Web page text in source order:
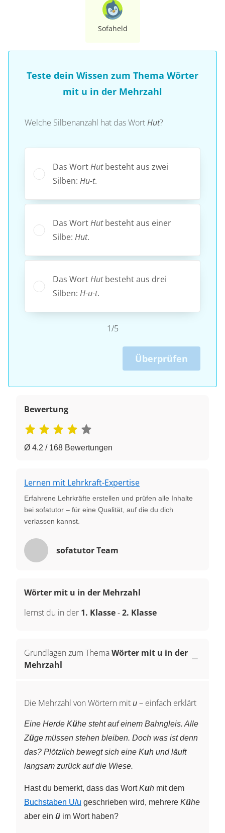
Sofaheld
Teste dein Wissen zum Thema Wörter
mit u in der Mehrzahl
Welche Silbenanzahl hat das WortHut?
Das WortHutbesteht aus zwei
Silben: Hu-t.
Das WortHutbesteht aus einer
Silbe: Hut.
Das WortHutbesteht aus drei
Silben: H-u-t.
1/5
Überprüfen
Bewertung
Ø 4.2 / 168 Bewertungen
Lernen mit Lehrkraft-Expertise
Erfahrene Lehrkräfte erstellen und prüfen alle Inhalte
bei sofatutor – für eine Qualität, auf die du dich
verlassen kannst.
sofatutor Team
Wörter mit u in der Mehrzahl
lernst du in der 1. Klasse-2. Klasse
Grundlagen zum ThemaWörter mit u in der
Mehrzahl
Die Mehrzahl von Wörtern mit u– einfach erklärt
Eine Herde Kühe steht auf einem Bahngleis. Alle
Züge müssen stehen bleiben. Doch was ist denn
das? Plötzlich bewegt sich eine Kuh und läuft
langsam zurück auf die Wiese.
Hast du bemerkt, dass das WortKuh mit dem
Buchstaben U/u geschrieben wird, mehrere Kühe
aber ein ü im Wort haben?